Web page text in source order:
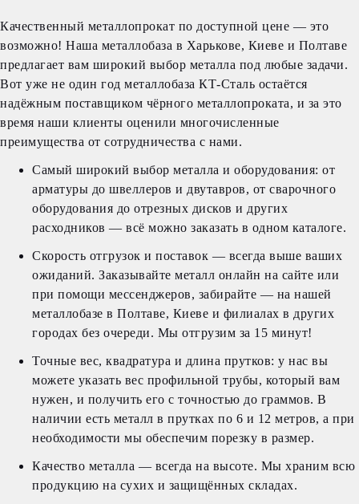
Качественный металлопрокат по доступной цене — это
возможно! Наша металлобаза в Харькове, Киеве и Полтаве
предлагает вам широкий выбор металла под любые задачи.
Вот уже не один год металлобаза КТ-Сталь остаётся
надёжным поставщиком чёрного металлопроката, и за это
время наши клиенты оценили многочисленные
преимущества от сотрудничества с нами.
Самый широкий выбор металла и оборудования: от
арматуры до швеллеров и двутавров, от сварочного
оборудования до отрезных дисков и других
расходников — всё можно заказать в одном каталоге.
Скорость отгрузок и поставок — всегда выше ваших
ожиданий. Заказывайте металл онлайн на сайте или
при помощи мессенджеров, забирайте — на нашей
металлобазе в Полтаве, Киеве и филиалах в других
городах без очереди. Мы отгрузим за 15 минут!
Точные вес, квадратура и длина прутков: у нас вы
можете указать вес профильной трубы, который вам
нужен, и получить его с точностью до граммов. В
наличии есть металл в прутках по 6 и 12 метров, а при
необходимости мы обеспечим порезку в размер.
Качество металла — всегда на высоте. Мы храним всю
продукцию на сухих и защищённых складах.